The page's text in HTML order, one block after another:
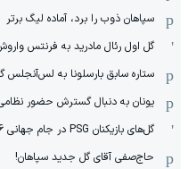
سپاهان ذوب را برد، آماده لیگ برتر
گل اول رئال مادرید به فرنتس
ستاره سابق بارسلونا به
یونان به دنبال گسترش حضور
گل‌های بازیکنان PSG در جام جهانی 2026
حاج‌صفی آقای گل جدید سپاهان!